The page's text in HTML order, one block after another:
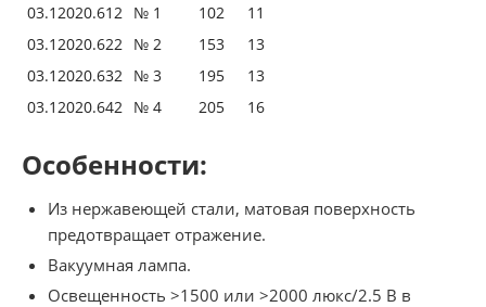
03.12020.612
№ 1 102
11
03.12020.622
№ 2 153
13
03.12020.632
№ 3 195
13
03.12020.642
№ 4 205 16
Особенности:
Из нержавеющей стали, матовая поверхность
предотвращает отражение.
Вакуумная лампа.
Освещенность >1500 или >2000 люкс/2.5 В в